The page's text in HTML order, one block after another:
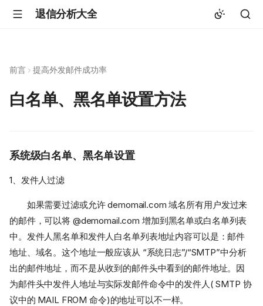
退信分析大全
前言 提高外发邮件成功率
白名单、黑名单设置方法
系统级白名单、黑名单设置
1、发件人过滤
如果需要过滤或允许 demomail.com 域名所有用户发过来
的邮件，可以将 @demomail.com 增加到黑名单或白名单列表
中。发件人黑名单和发件人白名单列表地址内容可以是：邮件
地址、域名。这个地址一般应该从 “系统日志”/“SMTP”中分析
出的邮件地址，而不是从收到的邮件头中看到的邮件地址。因
为邮件头中发件人地址与实际发邮件命令中的发件人( SMTP 协
议中的 MAIL FROM 命令)的地址可以不一样。